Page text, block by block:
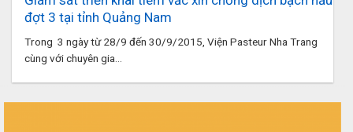
đợt 3 tại tỉnh Quảng Nam
Trong 3 ngày từ 28/9 đến 30/9/2015, Viện Pasteur Nha Trang
cùng với chuyên gia...